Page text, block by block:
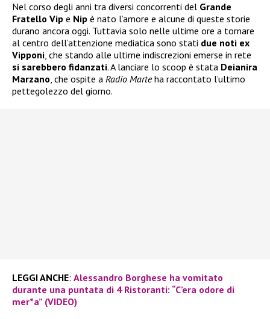
Nel corso degli anni tra diversi concorrenti del Grande
Fratello Vip e Nip è nato l’amore e alcune di queste storie
durano ancora oggi. Tuttavia solo nelle ultime ore a tornare
al centro dell’attenzione mediatica sono stati due noti ex
Vipponi, che stando alle ultime indiscrezioni emerse in rete
si sarebbero fidanzati. A lanciare lo scoop è stata Deianira
Marzano, che ospite a Radio Marteha raccontato l’ultimo
pettegolezzo del giorno.
LEGGI ANCHE: Alessandro Borghese ha vomitato
durante una puntata di 4 Ristoranti: “C’era odore di
mer*a” (VIDEO)